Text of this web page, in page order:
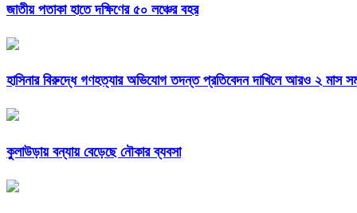
জাতীয় পতাকা হাতে দক্ষিণের ৫০ লঞ্চের বহর
হাসিনার বিরুদ্ধে গণহত্যার অভিযোগ তদন্ত প্রতিবেদন দাখিলে আরও ২ মাস
কুলাউড়ায় বন্যায় বেড়েছে নৌকার ব্যবসা